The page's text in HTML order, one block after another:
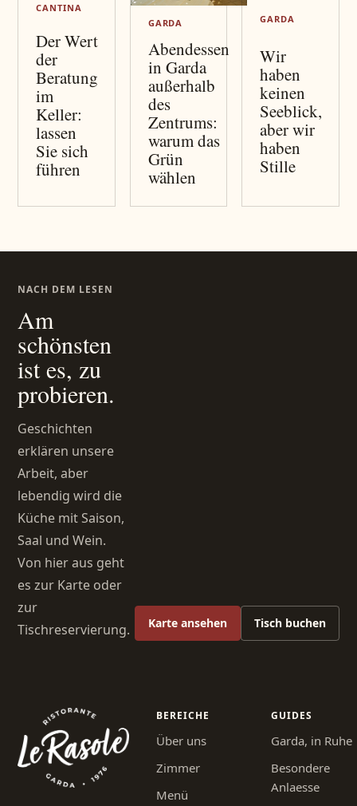
CANTINA
Der Wert
der
Beratung
im
Keller:
lassen
Sie sich
führen
GARDA
Abendessen
in Garda
außerhalb
des
Zentrums:
warum das
Grün
wählen
GARDA
Wir
haben
keinen
Seeblick,
aber wir
haben
Stille
NACH DEM LESEN
Am
schönsten
ist es, zu
probieren.
Geschichten
erklären unsere
Arbeit, aber
lebendig wird die
Küche mit Saison,
Saal und Wein.
Von hier aus geht
es zur Karte oder
zur
Tischreservierung.
Karte ansehen Tisch buchen
BEREICHE
Über uns
Zimmer
Menü
GUIDES
Garda, in Ruhe
Besondere
Anlaesse